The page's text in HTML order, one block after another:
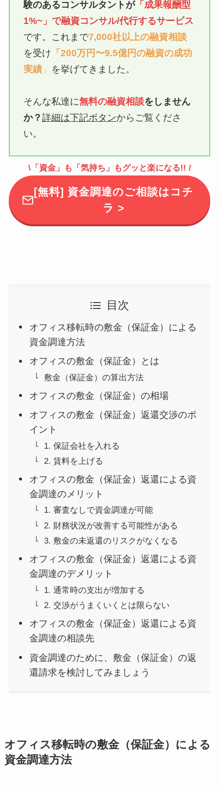
験のあるコンサルタントが「成果報酬型
1%~」で融資コンサル/代行するサービス
です。これまで7,000社以上の融資相談
を受け 「200万円〜9.5億円の融資の成功
実績 」 を挙げてきました。
そんな私達に無料の融資相談をしません
か？詳細は下記ボタンからご覧くださ
い。
\「資金」も「気持ち」もグッと楽になる!! /
[無料] 資金調達のご相談はコチ
ラ >
目次
オフィス移転時の敷金（保証金）による
資金調達方法
オフィスの敷金（保証金）とは
敷金（保証金）の算出方法
オフィスの敷金（保証金）の相場
オフィスの敷金（保証金）返還交渉のポ
イント
1. 保証会社を入れる
2. 賃料を上げる
オフィスの敷金（保証金）返還による資
金調達のメリット
1. 審査なしで資金調達が可能
2. 財務状況が改善する可能性がある
3. 敷金の未返還のリスクがなくなる
オフィスの敷金（保証金）返還による資
金調達のデメリット
1. 通常時の支出が増加する
2. 交渉がうまくいくとは限らない
オフィスの敷金（保証金）返還による資
金調達の相談先
資金調達のために、敷金（保証金）の返
還請求を検討してみましょう
オフィス移転時の敷金（保証金）による
資金調達方法